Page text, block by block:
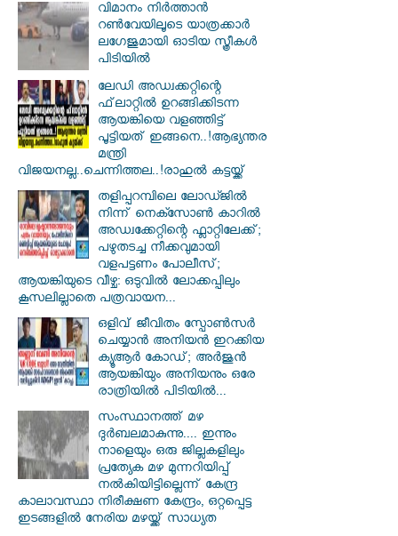
വിമാനം നിര്‍ത്താന്‍
റണ്‍വേയിലൂടെ യാത്രക്കാര്‍
ലഗേജുമായി ഓടിയ സ്ത്രീകള്‍
പിടിയില്‍
ലേഡി അഡ്വക്കറ്റിന്റെ
ഫ്‌ലാറ്റിൽ ഉറങ്ങിക്കിടന്ന
ആയങ്കിയെ വളഞ്ഞിട്ട്
പൂട്ടിയത് ഇങ്ങനെ..!ആഭ്യന്തര
മന്ത്രി
വിജയനല്ല..ചെന്നിത്തല..!രാഹുൽ കട്ടയ്ക്ക്
തളിപ്പറമ്പിലെ ലോഡ്ജിൽ
നിന്ന് നെക്സോൺ കാറിൽ
അഡ്വക്കേറ്റിന്റെ ഫ്ലാറ്റിലേക്ക്;
പഴുതടച്ച നീക്കവുമായി
വളപട്ടണം പോലീസ്;
ആയങ്കിയുടെ വീഴ്ച: ഒടുവിൽ ലോക്കപ്പിലും
കൂസലില്ലാതെ പത്രവായന...
ഒളിവ് ജീവിതം സ്പോൺസർ
ചെയ്യാൻ അനിയൻ ഇറക്കിയ
ക്യൂആർ കോഡ്; അർജുൻ
ആയങ്കിയും അനിയനും ഒരേ
രാത്രിയിൽ പിടിയിൽ...
സംസ്ഥാനത്ത് മഴ
ദുർബലമാകുന്നു.... ഇന്നും
നാളെയും ഒരു ജില്ലകളിലും
പ്രത്യേക മഴ മുന്നറിയിപ്പ്
നൽകിയിട്ടില്ലെന്ന് കേന്ദ്ര
കാലാവസ്ഥാ നിരീക്ഷണ കേന്ദ്രം, ഒറ്റപ്പെട്ട
ഇടങ്ങളിൽ നേരിയ മഴയ്ക്ക് സാധ്യത